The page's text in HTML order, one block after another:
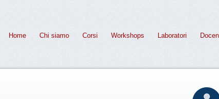
Home Chi siamo Corsi Workshops Laboratori